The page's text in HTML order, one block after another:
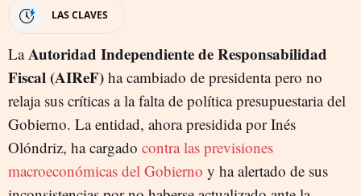
LAS CLAVES
LaAutoridad Independiente de Responsabilidad
Fiscal (AIReF) ha cambiado de presidenta pero no
relaja sus críticas a la falta de política presupuestaria del
Gobierno. La entidad, ahora presidida por Inés
Olóndriz, ha cargado contra las previsiones
macroeconómicas del Gobierno y ha alertado de sus